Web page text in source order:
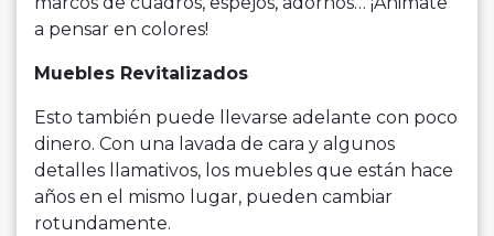
a pensar en colores!
Muebles Revitalizados
Esto también puede llevarse adelante con poco
dinero. Con una lavada de cara y algunos
detalles llamativos, los muebles que están hace
años en el mismo lugar, pueden cambiar
rotundamente.